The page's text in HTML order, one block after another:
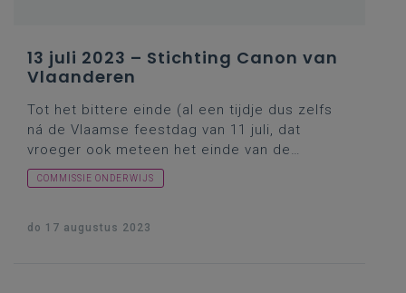
13 juli 2023 – Stichting Canon van
Vlaanderen
Tot het bittere einde (al een tijdje dus zelfs
ná de Vlaamse feestdag van 11 juli, dat
vroeger ook meteen het einde van de
Vlaamse parlementaire activiteiten
betekende) bleven de
vragenstellerselan doorgaan … toen ikzelf al
COMMISSIE ONDERWIJS
do 17 augustus 2023